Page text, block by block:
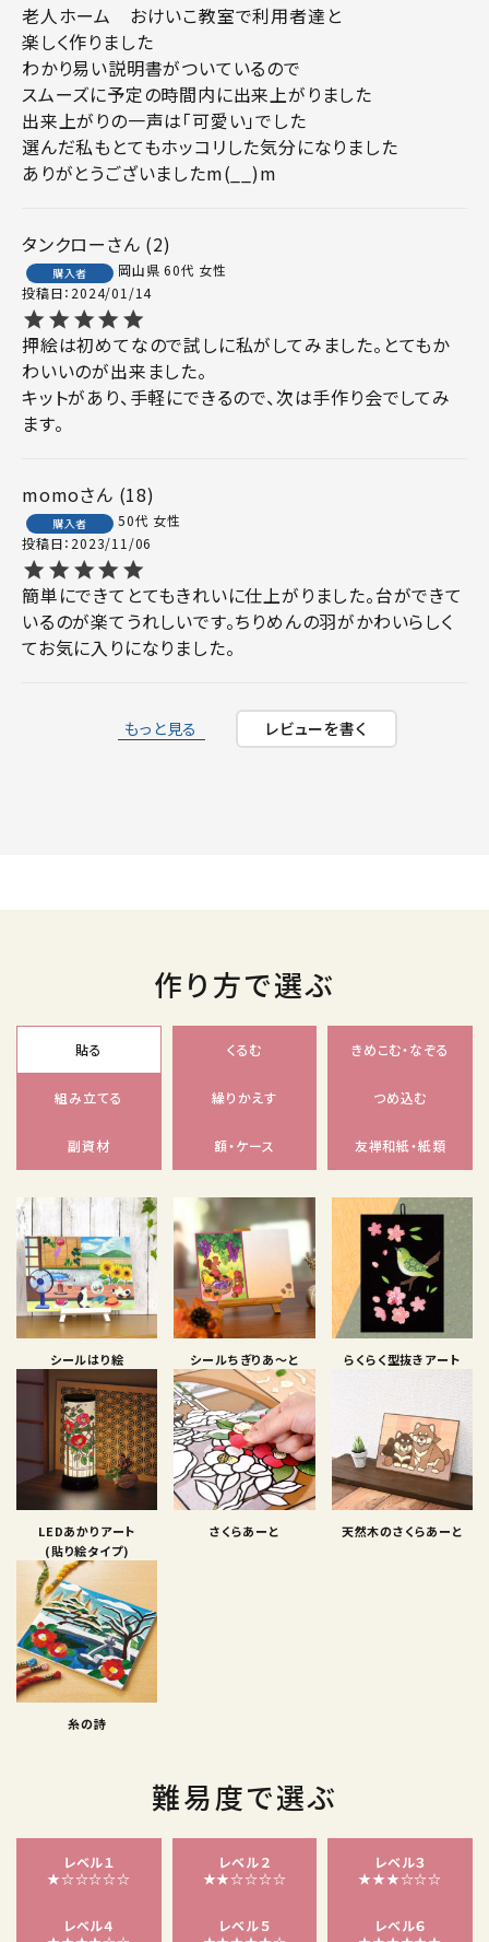
老人ホーム　おけいこ教室で利用者達と
楽しく作りました
わかり易い説明書がついているので
スムーズに予定の時間内に出来上がりました
出来上がりの一声は「可愛い」でした
選んだ私もとてもホッコリした気分になりました
ありがとうございましたm(__)m
タンクロー 2
購入者 岡山県 60代 女性
投稿日 2024/01/14
押絵は初めてなので試しに私がしてみました。とてもか
わいいのが出来ました。
キットがあり、手軽にできるので、次は手作り会でしてみ
ます。
momo 18
購入者 50代 女性
投稿日 2023/11/06
簡単にできてとてもきれいに仕上がりました。台ができて
いるのが楽てうれしいです。ちりめんの羽がかわいらしく
てお気に入りになりました。
もっと見る レビューを書く
作り方で選ぶ
貼る くるむ きめこむ・なぞる
組み立てる 繰りかえす つめ込む
副資材 額・ケース 友禅和紙・紙類
シールはり絵 シールちぎりあ〜と らくらく型抜きアート
LEDあかりアート
(貼り絵タイプ)
さくらあーと 天然木のさくらあーと
糸の詩
難易度で選ぶ
レベル１
★☆☆☆☆☆
レベル２
★★☆☆☆☆
レベル３
★★★☆☆☆
レベル４
レベル５
レベル６